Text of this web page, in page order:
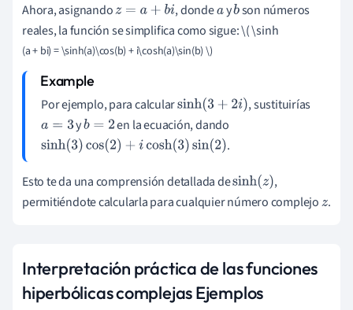
Ahora, asignandoz=a+ bi , dondeaybson números
reales, la función se simplifica como sigue: \( \sinh
(a + bi) = \sinh(a)\cos(b) + i\cosh(a)\sin(b) \)
Por ejemplo, para calcularsinh(3+ 2i)
, sustituirías
a=3 yb =2
en la ecuación, dando
sinh(3)cos(2)+icosh(3)sin(2) .
Esto te da una comprensión detallada desinh(z) ,
permitiéndote calcularla para cualquier número complejoz.
Interpretación práctica de las funciones
hiperbólicas complejas Ejemplos